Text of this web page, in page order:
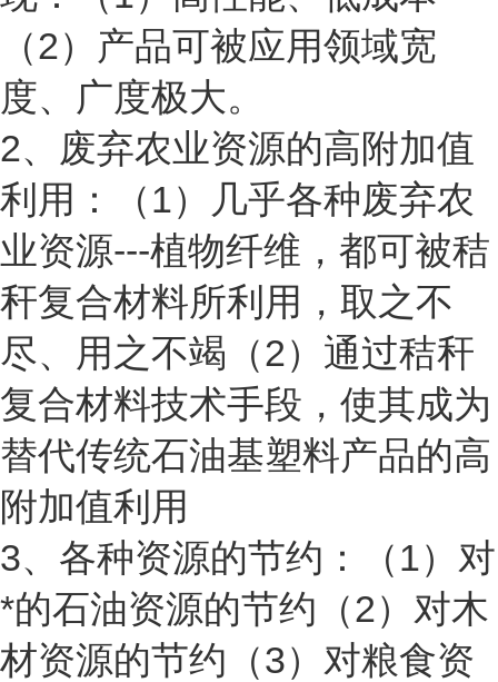
（2）产品可被应用领域宽
度、广度极大。
2、废弃农业资源的高附加值
利用：（1）几乎各种废弃农
业资源---植物纤维，都可被秸
秆复合材料所利用，取之不
尽、用之不竭（2）通过秸秆
复合材料技术手段，使其成为
替代传统石油基塑料产品的高
附加值利用
3、各种资源的节约：（1）对
*的石油资源的节约（2）对木
材资源的节约（3）对粮食资